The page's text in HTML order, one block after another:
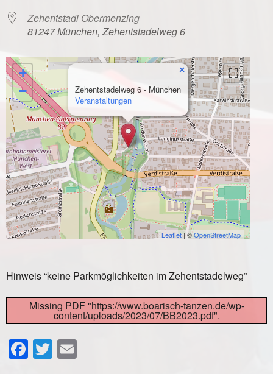
Zehentstadl Obermenzing
81247 München, Zehentstadelweg 6
Zehentstadelweg 6 - München
Veranstaltungen
×
+
−
Leaflet | ©OpenStreetMap
Hinweis “keine Parkmöglichkeiten im Zehentstadelweg”
Missing PDF "https://www.boarisch-tanzen.de/wp-
content/uploads/2023/07/BB2023.pdf".
Facebook
Twitter